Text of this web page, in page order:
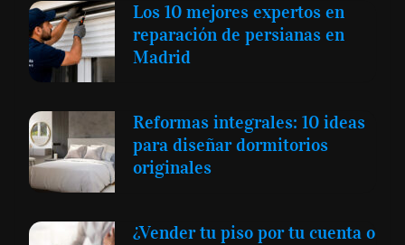
Los 10 mejores expertos en
reparación de persianas en
Madrid
Reformas integrales: 10 ideas
para diseñar dormitorios
originales
¿Vender tu piso por tu cuenta o